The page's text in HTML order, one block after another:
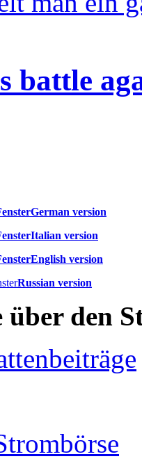
battle
German version
Italian version
English version
Russian version
über den